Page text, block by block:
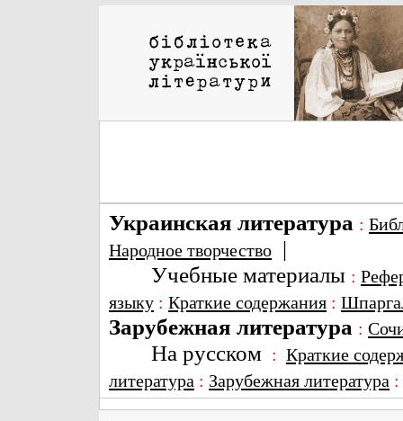
Украинская литература :
Народное творчество |
Учебные материалы :
языку : Краткие содержания :
Зарубежная литература :
На русском : Краткие
литература : Зарубежная литература